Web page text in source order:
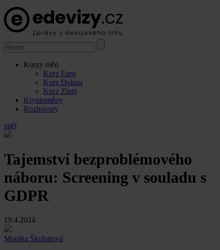
Kurzy měn
Kurz Euro
Kurz Dolaru
Kurz Zlotý
Kryptoměny
Rozhovory
zpět
Tajemství bezproblémového
náboru: Screening v souladu s
GDPR
19.4.2024
Monika Škubalová